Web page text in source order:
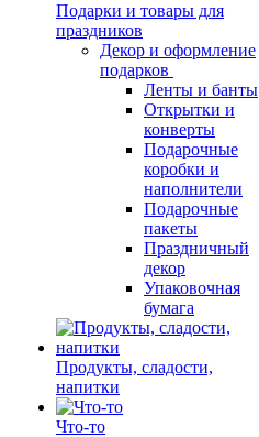
Подарки и товары для
праздников
Декор и оформление
подарков
Ленты и банты
Открытки и
конверты
Подарочные
коробки и
наполнители
Подарочные
пакеты
Праздничный
декор
Упаковочная
бумага
Продукты, сладости,
напитки
Что-то